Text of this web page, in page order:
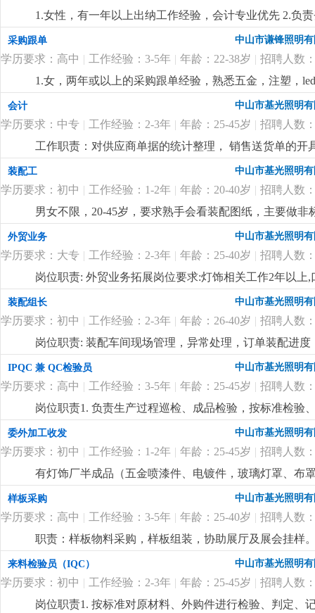
1.女性，有一年以上出纳工作经验，会计专业优先 2.负
帐；3.支付所有有关现金的业务，工资核算，发放；并
管人事工作（考勤等）3.财务会计专业中专以上学历优
商业照明成本核算经验者优先熟悉商业照明成本核算经
采购跟单 中山市谦锋照明
学历要求：高中 | 工作经验：3-5年 | 年龄：22-38岁 | 招聘人数
1.女，两年或以上的采购跟单经验，熟悉五金，注塑，
的led灯打样流程 2.原料采购跟进，合同制定，供应商
和沟通能力，具有很强的供应商管理和比价议价能力；
从安排，具有良好的团队合作精神，执行力强，工作责
会计 中山市基光照明
学历要求：中专 | 工作经验：2-3年 | 年龄：25-45岁 | 招聘人数
工作职责：对供应商单据的统计整理， 销售送货单的
及归集。更详细...
装配工 中山市基光照明
学历要求：初中 | 工作经验：1-2年 | 年龄：20-40岁 | 招聘人数
男女不限，20-45岁，要求熟手会看装配图纸，主要做
班费1:1, 月休2天，吃住有补贴更详细...
外贸业务 中山市基光照明
学历要求：大专 | 工作经验：2-3年 | 年龄：25-40岁 | 招聘人数
岗位职责: 外贸业务拓展岗位要求:灯饰相关工作2年以
进。岗位待遇:6-12k，单休，提成面议更详细...
装配组长 中山市基光照明
学历要求：初中 | 工作经验：2-3年 | 年龄：26-40岁 | 招聘人数
岗位职责: 装配车间现场管理，异常处理，订单装配进
饰厂管理经验。更详细...
IPQC 兼 QC检验员 中山市基光照明
学历要求：高中 | 工作经验：3-5年 | 年龄：25-45岁 | 招聘人数
岗位职责1. 负责生产过程巡检、成品检验，按标准检验
生产。3. 监督规范操作、现场5s，预防批量不良。4. 跟
维护量具，确保数据可追溯。岗位要求1. 高中及以上学
工艺和检验要求。3. 细心负责、有原则，沟通和执行力
委外加工收发 中山市基光照明
学历要求：初中 | 工作经验：1-2年 | 年龄：25-45岁 | 招聘人数
有灯饰厂半成品（五金喷漆件、电镀件，玻璃灯罩、布
工工艺，清点数量，开单委外，按单收货，要求会用电
样板采购 中山市基光照明
学历要求：高中 | 工作经验：3-5年 | 年龄：25-40岁 | 招聘人数
职责：样板物料采购，样板组装，协助展厅及展会挂样
购，能看懂配件图纸，有工程部打样配件采购经验。更
来料检验员（IQC） 中山市基光照明
学历要求：初中 | 工作经验：2-3年 | 年龄：25-45岁 | 招聘人数
岗位职责1. 按标准对原材料、外购件进行检验、判定、